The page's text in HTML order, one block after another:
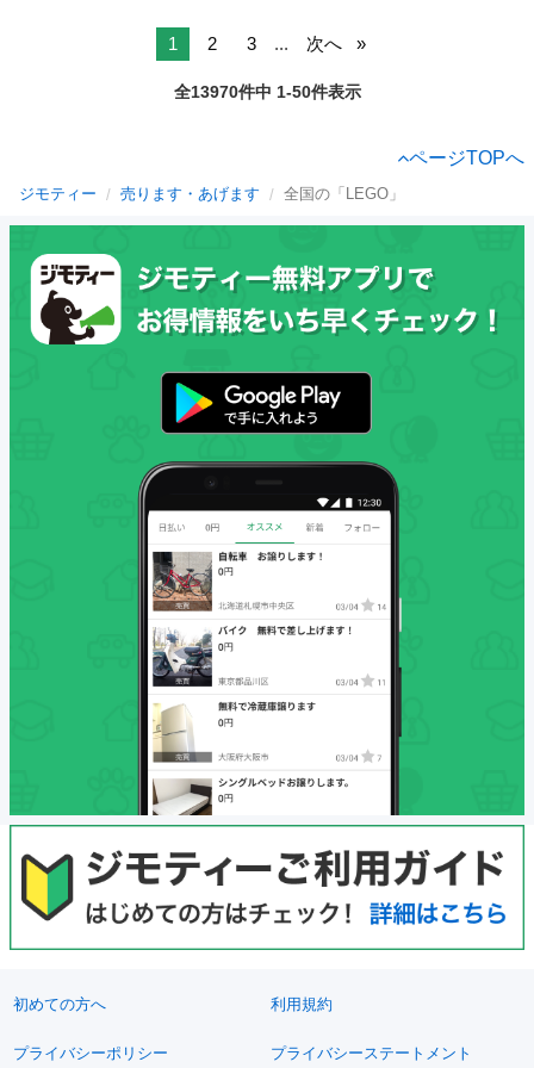
1 2 3 ... 次へ
全13970件中 1-50件表示
ページTOPへ
ジモティー 売ります・あげます 全国の「LEGO」
初めての方へ 利用規約
プライバシーポリシー プライバシーステートメント